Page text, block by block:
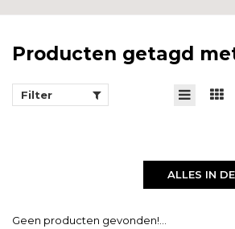
Producten getagd
Filter
ALLES IN
Geen producten gevonden!...